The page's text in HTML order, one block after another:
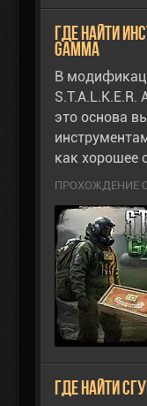
Где найти
Gamma
В
это основа
как хорошее
ПРОХОЖДЕНИЕ
Где найти